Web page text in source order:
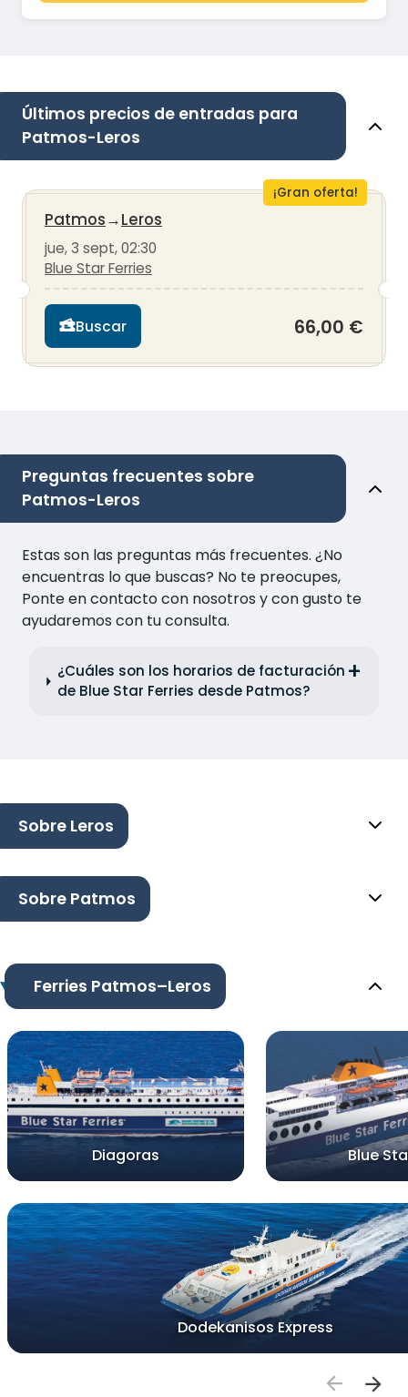
Últimos precios de entradas para
Patmos-Leros
¡Gran oferta!
Patmos→Leros
jue, 3 sept, 02:30
Blue Star Ferries
Buscar 66,00 €
Preguntas frecuentes sobre
Patmos-Leros
Estas son las preguntas más frecuentes. ¿No
encuentras lo que buscas? No te preocupes,
Ponte en contacto con nosotros y con gusto te
ayudaremos con tu consulta.
¿Cuáles son los horarios de facturación
de Blue Star Ferries desde Patmos?
Sobre Leros
Sobre Patmos
Ferries Patmos–Leros
Diagoras Blue
Dodekanisos Express